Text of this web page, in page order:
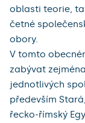
oblasti teorie,
četné
obory.
V tomto
zabývat
jednotlivých
především
řecko-římský